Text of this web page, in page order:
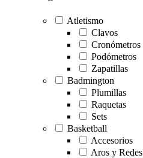
Atletismo
Clavos
Cronómetros
Podómetros
Zapatillas
Badmington
Plumillas
Raquetas
Sets
Basketball
Accesorios
Aros y Redes